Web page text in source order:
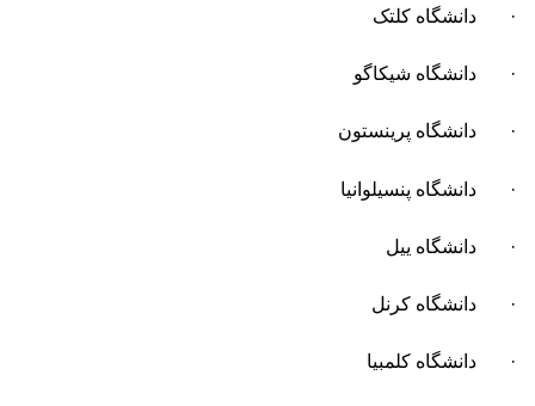
· دانشگاه کلتک
· دانشگاه شیکاگو
· دانشگاه پرینستون
· دانشگاه پنسیلوانیا
· دانشگاه ییل
· دانشگاه کرنل
· دانشگاه کلمبیا